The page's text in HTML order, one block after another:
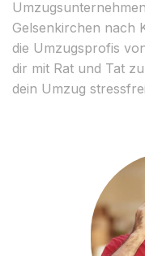
Gelsenkirchen nach
die Umzugsprofis
dir mit Rat und Tat
dein Umzug